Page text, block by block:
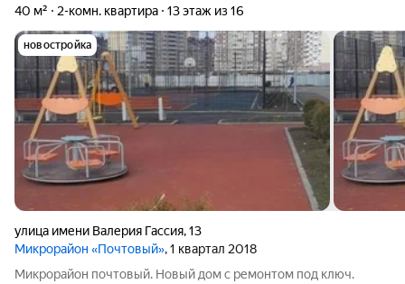
40 м² 2-комн. квартира 13 этаж из 16
новостройка
улица имени Валерия Гассия,13
Микрорайон «Почтовый», 1 квартал 2018
Микрорайон почтовый. Новый дом с ремонтом под ключ.